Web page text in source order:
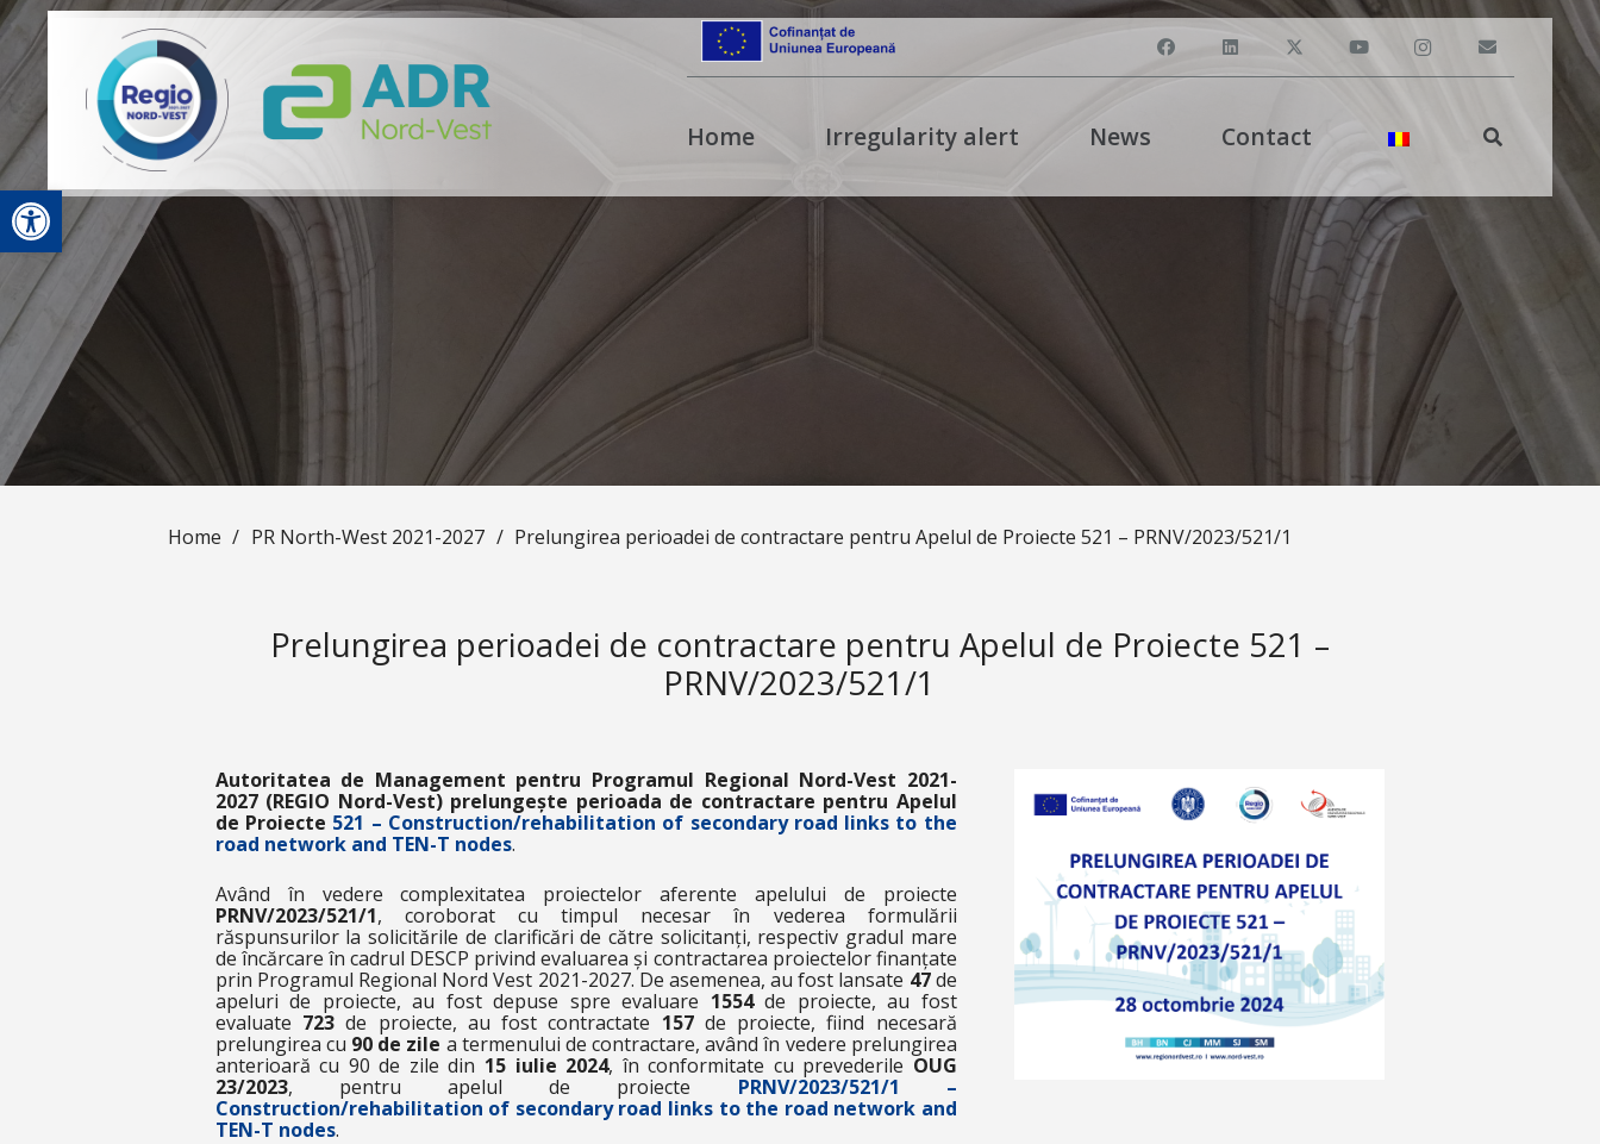
Open toolbar
Home Irregularity alert News Contact
Home / PR North-West 2021-2027 / Prelungirea perioadei de contractare pentru Apelul de Proiecte 521 – PRNV/2023/521/1
Prelungirea perioadei de contractare pentru Apelul de Proiecte 521 –
PRNV/2023/521/1
Autoritatea de Management pentru Programul Regional Nord-Vest 2021-
2027 (REGIO Nord-Vest) prelungește perioada de contractare pentru Apelul
de Proiecte 521 – Construction/rehabilitation of secondary road links to the
road network and TEN-T nodes.
Având în vedere complexitatea proiectelor aferente apelului de proiecte
PRNV/2023/521/1, coroborat cu timpul necesar în vederea formulării
răspunsurilor la solicitările de clarificări de către solicitanți, respectiv gradul mare
de încărcare în cadrul DESCP privind evaluarea și contractarea proiectelor finanțate
prin Programul Regional Nord Vest 2021-2027. De asemenea, au fost lansate 47de
apeluri de proiecte, au fost depuse spre evaluare 1554de proiecte, au fost
evaluate 723 de proiecte, au fost contractate 157de proiecte, fiind necesară
prelungirea cu 90 de zile a termenului de contractare, având în vedere prelungirea
anterioară cu 90 de zile din 15 iulie 2024, în conformitate cu prevederile OUG
23/2023, pentru apelul de proiecte PRNV/2023/521/1 –
Construction/rehabilitation of secondary road links to the road network and
TEN-T nodes.